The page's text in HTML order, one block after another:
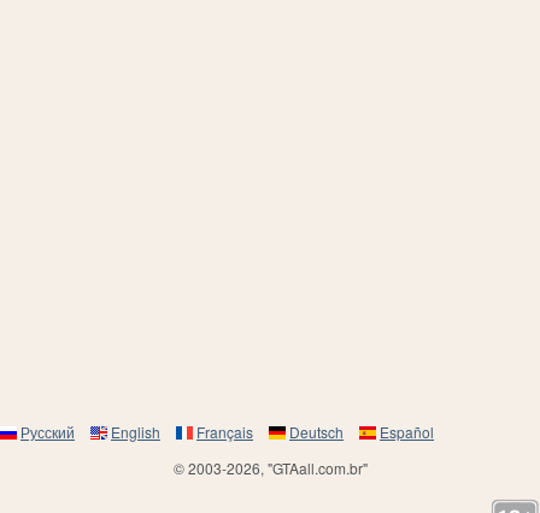
Русский English Français Deutsch
Español
© 2003-2026, "GTAall.com.br"